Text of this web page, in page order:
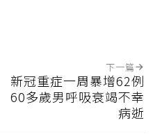
下一篇
新冠重症一周暴增62例
60多歲男呼吸衰竭不幸
病逝